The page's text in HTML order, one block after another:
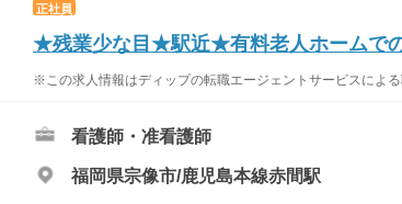
正社員
★残業少な目★駅近★有料老人ホームで
※この求人情報はディップの転職エージェントサービスによ
看護師・准看護師
福岡県宗像市/鹿児島本線赤間駅